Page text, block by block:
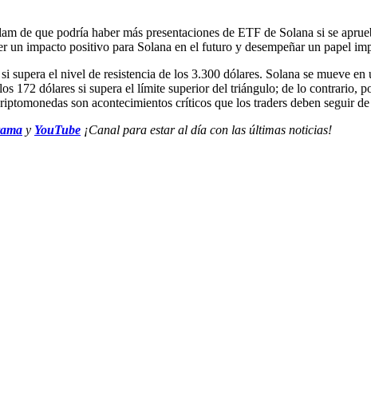
de que podría haber más presentaciones de ETF de Solana si se
impacto positivo para Solana en el futuro y desempeñar un papel
el nivel de resistencia de los 3.300 dólares. Solana se mueve
172 dólares si supera el límite superior del triángulo; de lo contrario,
son acontecimientos críticos que los traders deben seguir de
y YouTube ¡Canal para estar al día con las últimas noticias!